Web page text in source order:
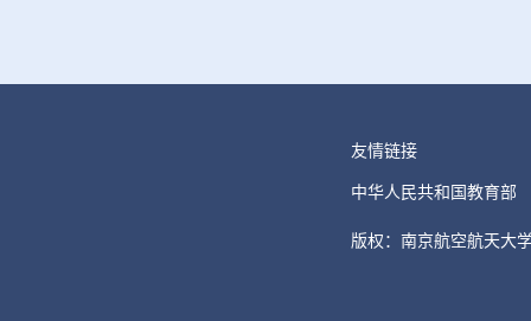
友情链接
中华人民共和国教育部
版权：南京航空航天大